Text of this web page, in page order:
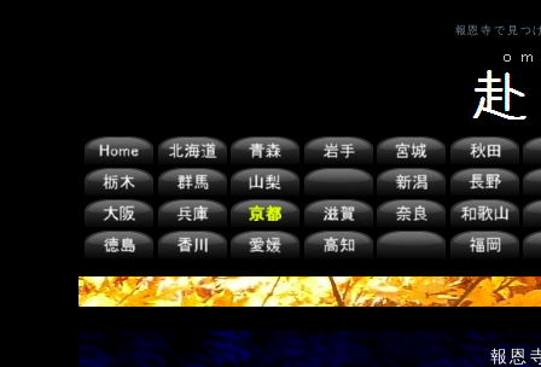
報恩寺で見つ
報恩